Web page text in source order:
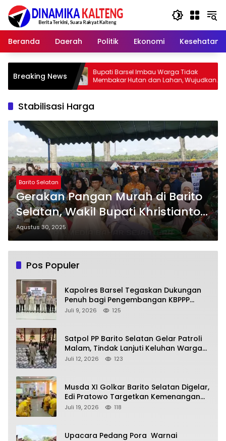
Langsung
konten
Beranda
Daerah Politik Ekonomi Kesehatan
Breaking News
Bupati Barsel Imbau Warga Tidak
Membakar Hutan dan Lahan, Wujudkan
Barito Selatan Bebas Kabut Asap
Kapolres
2026,
yang
Stabilisasi Harga
Barito Selatan
Gerakan Pangan Murah di Barito
Selatan, Wakil Bupati Khristianto
Yudha Layani Warga di Taman
Iring Witu
Agustus 30, 2025
Pos Populer
Kapolres Barsel Tegaskan Dukungan
Penuh bagi Pengembangan KBPPP
Kalimantan Tengah
Juli 9, 2026 125
Satpol PP Barito Selatan Gelar Patroli
Malam, Tindak Lanjuti Keluhan Warga
soal Balap Liar dan Remaja Nongkrong
Juli 12, 2026 123
Musda XI Golkar Barito Selatan Digelar,
Edi Pratowo Targetkan Kemenangan
Partai pada Pemilu Mendatang
Juli 19, 2026 118
Upacara Pedang Pora Warnai